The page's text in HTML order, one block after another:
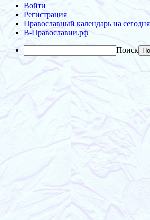
Войти
Регистрация
Православный календарь на сегодня
В-Православии.рф
Поиск